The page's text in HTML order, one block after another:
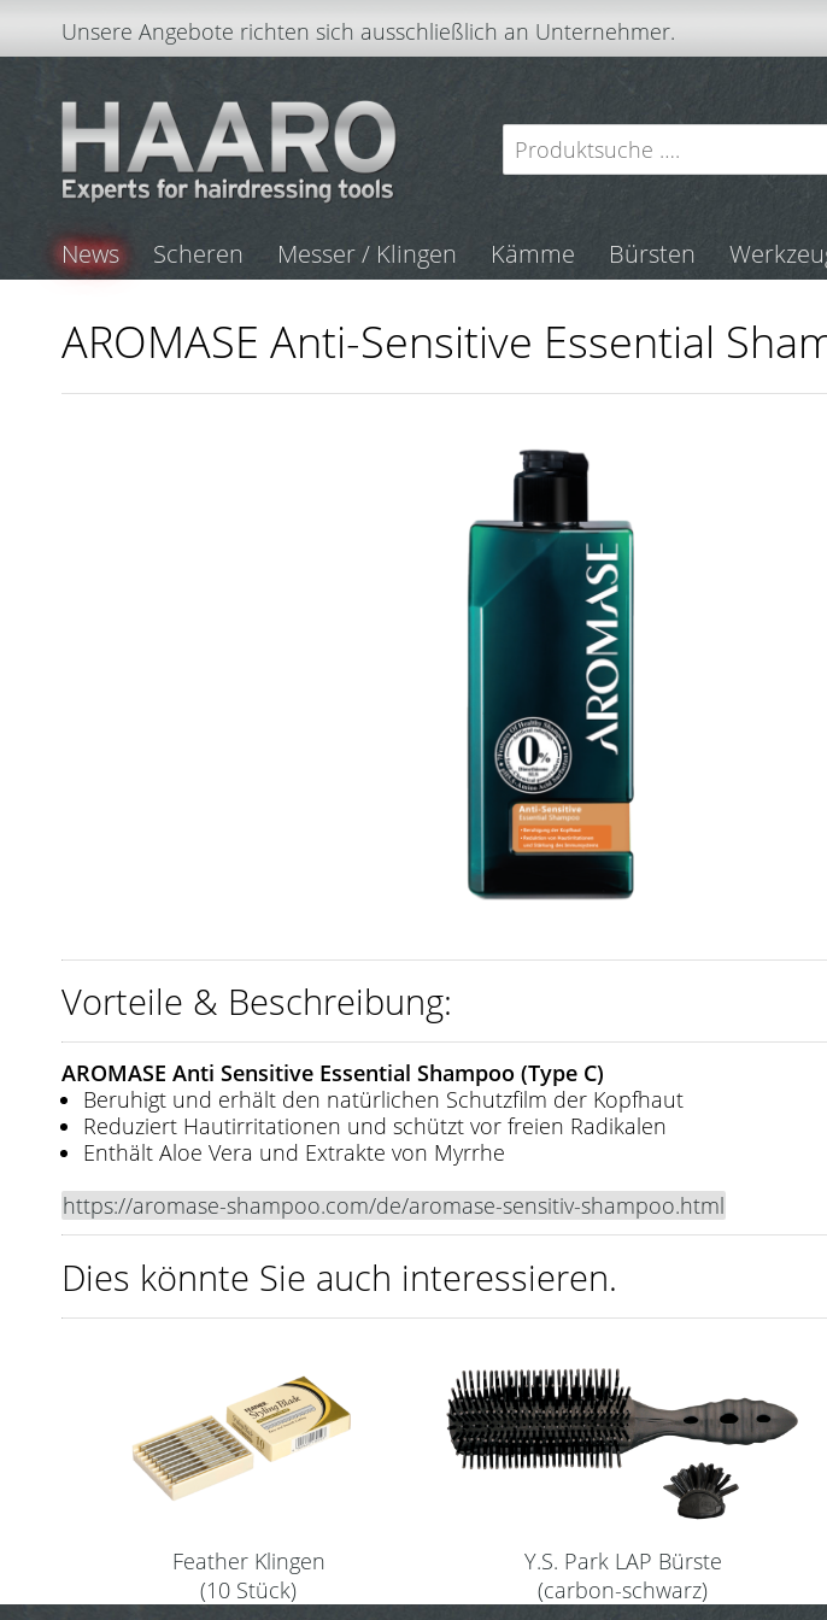
Unsere Angebote richten sich ausschließlich an Unternehmer.
News Scheren Messer / Klingen Kämme Bürsten
AROMASE Anti-Sensitive Essential
Vorteile & Beschreibung:
AROMASE Anti Sensitive Essential Shampoo (Type C)
Beruhigt und erhält den natürlichen Schutzfilm der Kopfhaut
Reduziert Hautirritationen und schützt vor freien Radikalen
Enthält Aloe Vera und Extrakte von Myrrhe
https://aromase-shampoo.com/de/aromase-sensitiv-shampoo.html
Dies könnte Sie auch interessieren.
Feather Klingen
(10 Stück)
Y.S. Park LAP Bürste
(carbon-schwarz)